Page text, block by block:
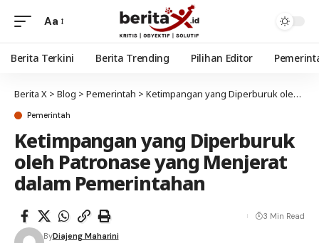
Aa
Berita Terkini Berita Trending Pilihan Editor
Berita X > Blog > Pemerintah > Ketimpangan yang Diperburuk oleh Patronase yang Menjerat dalam Pemerintahan
Pemerintah
Ketimpangan yang Diperburuk
oleh Patronase yang Menjerat
dalam Pemerintahan
ByDiajeng Maharini
3 Min Read